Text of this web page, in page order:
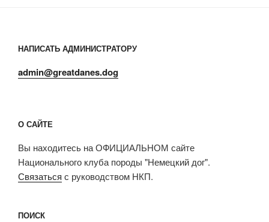
НАПИСАТЬ АДМИНИСТРАТОРУ
admin@greatdanes.dog
О САЙТЕ
Вы находитесь на ОФИЦИАЛЬНОМ сайте
Национального клуба породы "Немецкий дог".
Связаться с руководством НКП.
ПОИСК